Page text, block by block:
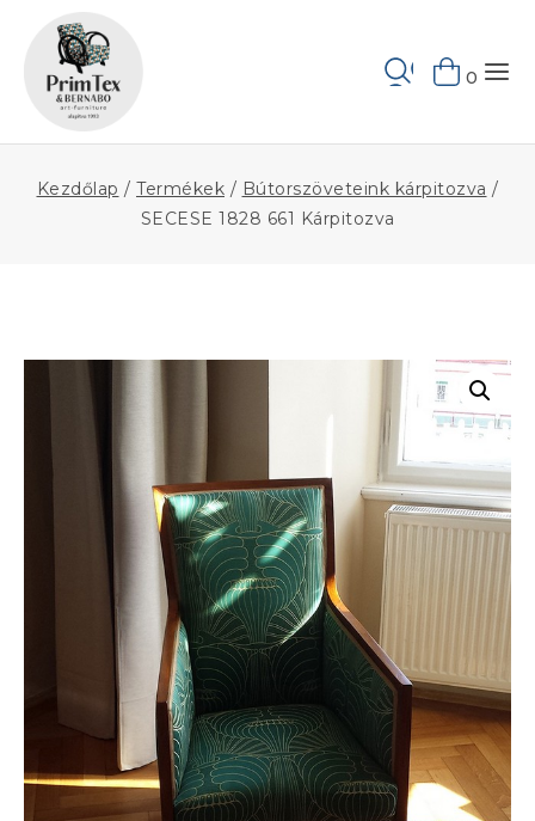
content
0
Kezdőlap / Termékek / Bútorszöveteink kárpitozva /
SECESE 1828 661 Kárpitozva